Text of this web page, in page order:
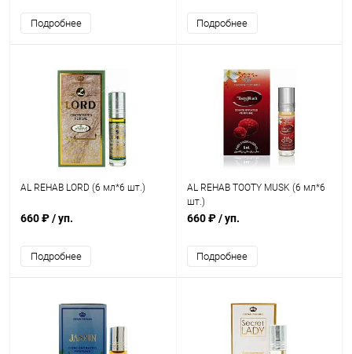
Подробнее Подробнее
AL REHAB LORD (6 мл*6 шт.)
660 ₽/ уп.
Подробнее
AL REHAB TOOTY MUSK (6 мл*6
шт.)
660 ₽/ уп.
Подробнее